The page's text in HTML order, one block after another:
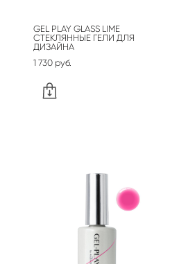
GEL PLAY GLASS LIME
СТЕКЛЯННЫЕ ГЕЛИ ДЛЯ
ДИЗАЙНА
1 730 pуб.